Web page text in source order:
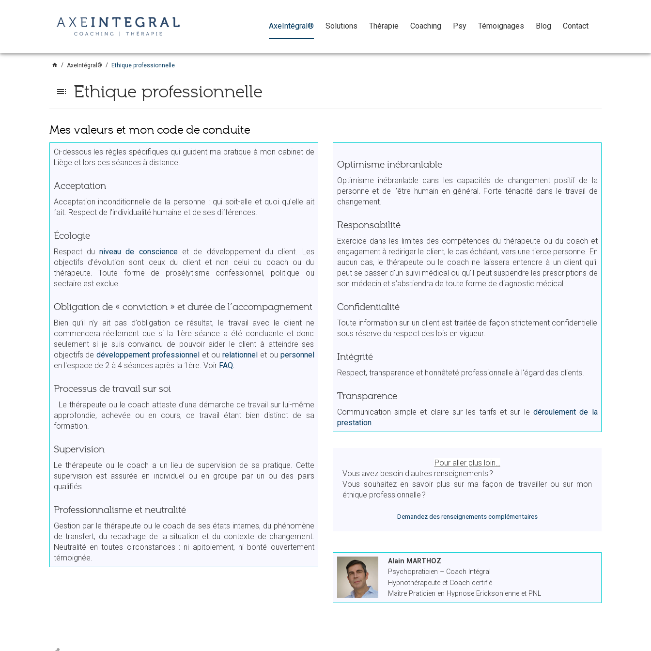
menu
AxeIntégral® Solutions Thérapie Coaching Psy Témoignages Blog Contact
home AxeIntégral® Ethique professionnelle
toc Ethique professionnelle
Mes valeurs et mon code de conduite
Ci-dessous les règles spécifiques qui guident ma pratique à mon cabinet de
Liège et lors des séances à distance.
Acceptation
Acceptation inconditionnelle de la personne : qui soit-elle et quoi qu'elle ait
fait. Respect de l'individualité humaine et de ses différences.
Écologie
Respect duniveau de conscienceet de développement du client. Les
objectifs d’évolution sont ceux du client et non celui du coach ou du
thérapeute. Toute forme de prosélytisme confessionnel, politique ou
sectaire est exclue.
Obligation de « conviction » et durée de l’accompagnement
Bien qu’il n’y ait pas d’obligation de résultat, le travail avec le client ne
commencera réellement que si la 1ère séance a été concluante et donc
seulement si je suis convaincu de pouvoir aider le client à atteindre ses
objectifs dedéveloppement professionnel et ou relationnelet ou personnel
en l'espace de 2 à 4 séances après la 1ère. Voir FAQ.
Processus de travail sur soi
Le thérapeute ou le coach atteste d'une démarche de travail sur lui-même
approfondie, achevée ou en cours, ce travail étant bien distinct de sa
formation.
Supervision
Le thérapeute ou le coach a un lieu de supervision de sa pratique. Cette
supervision est assurée en individuel ou en groupe par un ou des pairs
qualifiés.
Professionnalisme et neutralité
Gestion par le thérapeute ou le coach de ses états internes, du phénomène
de transfert, du recadrage de la situation et du contexte de changement.
Neutralité en toutes circonstances : ni apitoiement, ni bonté ouvertement
témoignée.
Optimisme inébranlable
Optimisme inébranlable dans les capacités de changement positif de la
personne et de l'être humain en général. Forte ténacité dans le travail de
changement.
Responsabilité
Exercice dans les limites des compétences du thérapeute ou du coach et
engagement à rediriger le client, le cas échéant, vers une tierce personne. En
aucun cas, le thérapeute ou le coach ne laissera entendre à un client qu'il
peut se passer d'un suivi médical ou qu'il peut suspendre les prescriptions de
son médecin et s’abstiendra de toute forme de diagnostic médical.
Confidentialité
Toute information sur un client est traitée de façon strictement confidentielle
sous réserve du respect des lois en vigueur.
Intégrité
Respect, transparence et honnêteté professionnelle à l'égard des clients.
Transparence
Communication simple et claire sur les tarifs et sur le déroulement de la
prestation.
Pour aller plus loin…
Vous avez besoin d'autres renseignements ?
Vous souhaitez en savoir plus sur ma façon de travailler ou sur mon
éthique professionnelle ?
Demandez des renseignements complémentaires
Alain MARTHOZ
Psychopraticien – Coach Intégral
Hypnothérapeute et Coach certifié
Maître Praticien en Hypnose Ericksonienne et PNL